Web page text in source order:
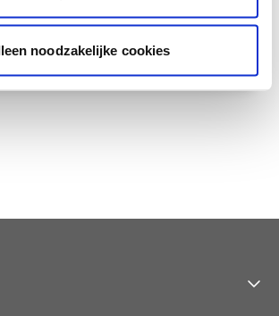
noodzakelijke cookies